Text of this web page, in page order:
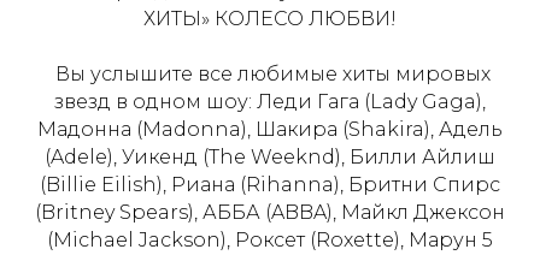
ХИТЫ» КОЛЕСО ЛЮБВИ!
Вы услышите все любимые хиты мировых
звезд в одном шоу: Леди Гага (Lady Gaga),
Мадонна (Madonna), Шакира (Shakira), Адель
(Adele), Уикенд (The Weeknd), Билли Айлиш
(Billie Eilish), Риана (Rihanna), Бритни Спирс
(Britney Spears), АББА (ABBA), Майкл Джексон
(Michael Jackson), Роксет (Roxette), Марун 5